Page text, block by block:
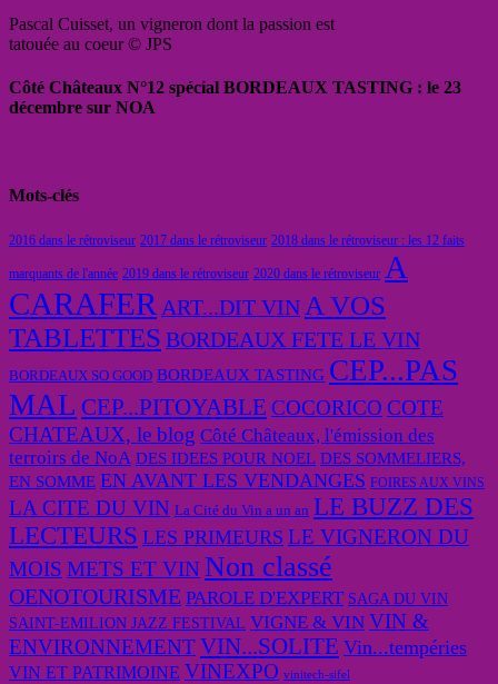
Pascal Cuisset, un vigneron dont la passion est
tatouée au coeur © JPS
Côté Châteaux N°12 spécial BORDEAUX TASTING : le 23
décembre sur NOA
Mots-clés
2016 dans le rétroviseur 2017 dans le rétroviseur 2018 dans le rétroviseur : les 12 faits
marquants de l'année 2019 dans le rétroviseur 2020 dans le rétroviseur A
CARAFER ART...DIT VIN A VOS
TABLETTES BORDEAUX FETE LE VIN
BORDEAUX SO GOOD BORDEAUX TASTING CEP...PAS
MAL CEP...PITOYABLE COCORICO COTE
CHATEAUX, le blog Côté Châteaux, l'émission des
terroirs de NoA DES IDEES POUR NOEL DES SOMMELIERS,
EN SOMME EN AVANT LES VENDANGES FOIRES AUX VINS
LA CITE DU VIN La Cité du Vin a un an LE BUZZ DES
LECTEURS LES PRIMEURS LE VIGNERON DU
MOIS METS ET VIN Non classé
OENOTOURISME PAROLE D'EXPERT SAGA DU VIN
SAINT-EMILION JAZZ FESTIVAL VIGNE & VIN VIN &
ENVIRONNEMENTVIN...SOLITE Vin...tempéries
VIN ET PATRIMOINE VINEXPO vinitech-sifel